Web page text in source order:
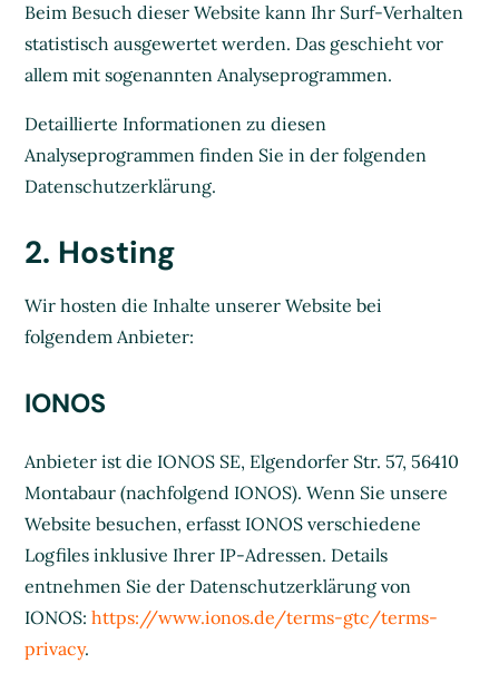
Beim Besuch dieser Website kann Ihr Surf-Verhalten
statistisch ausgewertet werden. Das geschieht vor
allem mit sogenannten Analyseprogrammen.
Detaillierte Informationen zu diesen
Analyseprogrammen finden Sie in der folgenden
Datenschutzerklärung.
2. Hosting
Wir hosten die Inhalte unserer Website bei
folgendem Anbieter:
IONOS
Anbieter ist die IONOS SE, Elgendorfer Str. 57, 56410
Montabaur (nachfolgend IONOS). Wenn Sie unsere
Website besuchen, erfasst IONOS verschiedene
Logfiles inklusive Ihrer IP-Adressen. Details
entnehmen Sie der Datenschutzerklärung von
IONOS:https://www.ionos.de/terms-gtc/terms-
privacy.